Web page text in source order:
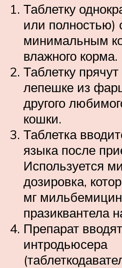
Таблетку
или
минимальным
влажного корма.
Таблетку
лепешке из
другого
кошки.
Таблетка
языка после
Используется
дозировка,
мг
празиквантела
Препарат
интродьюсера